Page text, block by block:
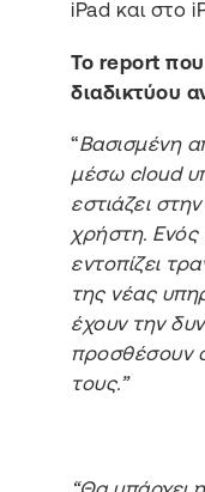
iPad και στο
Το report που
διαδικτύου
“Βασισμένη
μέσω cloud
εστιάζει
χρήστη.
εντοπίζει
της νέας
έχουν την
προσθέσουν
τους.”